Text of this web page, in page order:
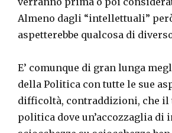
Almeno dagli “intellettuali”
aspetterebbe qualcosa di
E’ comunque di gran lunga
della Politica con tutte le sue
difficoltà, contraddizioni, che il
politica dove un’accozzaglia